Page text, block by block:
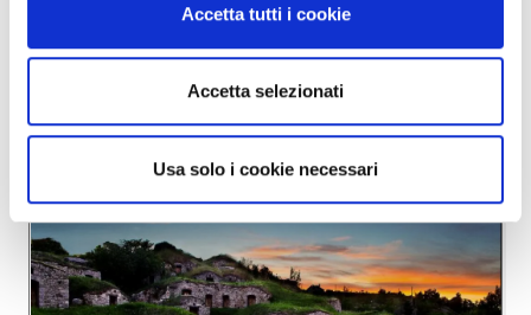
Accetta tutti i cookie
Accetta selezionati
Usa solo i cookie necessari
Altre news dal
mondo del vino